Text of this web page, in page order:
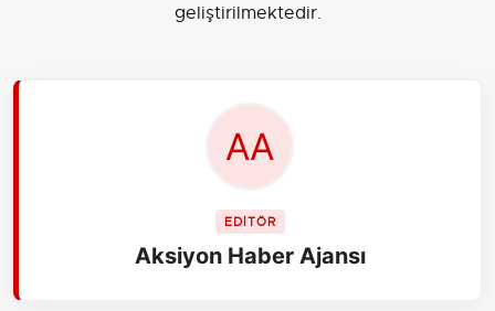
geliştirilmektedir.
EDİTÖR
Aksiyon Haber Ajansı